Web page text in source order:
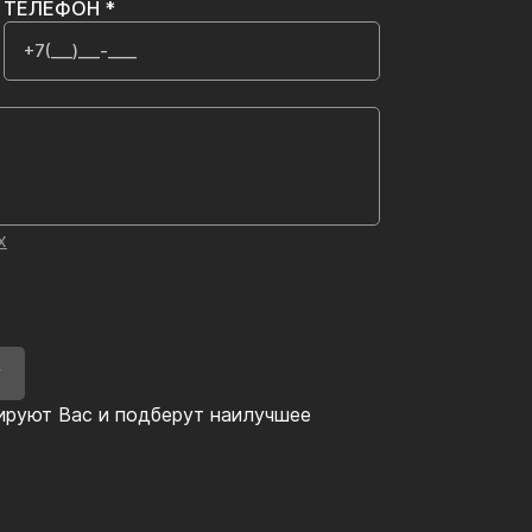
Вас и подберут наилучшее
ТЕЛЕФОН *